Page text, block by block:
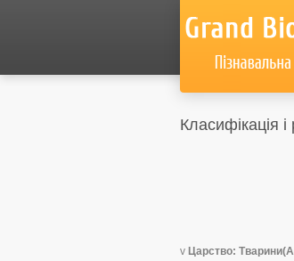
Класифікація
v Царство: